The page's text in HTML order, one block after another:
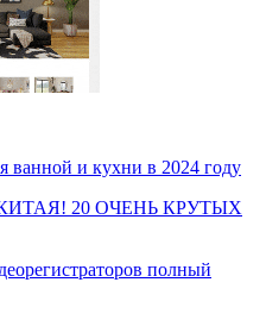
ванной и кухни в 2024 году
20 ОЧЕНЬ КРУТЫХ
полный